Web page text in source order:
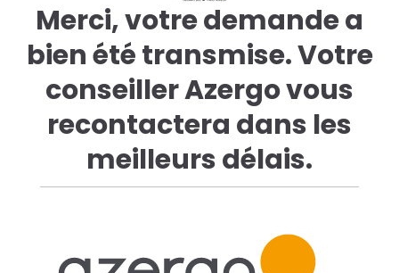
travail
solutions...
Merci, votre demande a
bien été transmise. Votre
conseiller Azergo vous
recontactera dans les
meilleurs délais.